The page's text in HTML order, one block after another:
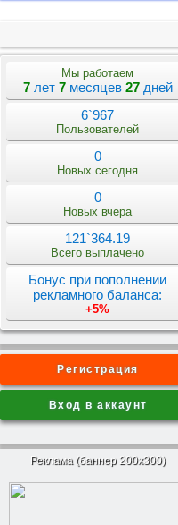
Мы работаем
7лет 7месяцев 27дней
6`967
Пользователей
0
Новых сегодня
0
Новых вчера
121`364.19
Всего выплачено
Бонус при пополнении
рекламного баланса:
+5%
Регистрация
Вход в аккаунт
Реклама (баннер 200x300)